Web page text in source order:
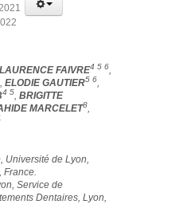
LAURENCE FAIVRE4 5 6,
,ELODIE GAUTIER5 6,
4 5,BRIGITTE
MARCELET8,
Université de Lyon,
France.
Service de
Dentaires, Lyon,